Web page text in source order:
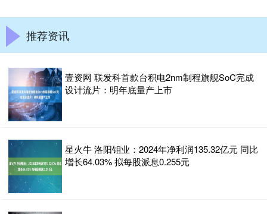
推荐资讯
壹资网 联发科首款台积电2nm制程旗舰SoC完成
设计流片：明年底量产上市
星火牛 洛阳钼业：2024年净利润135.32亿元 同比
增长64.03% 拟每股派息0.255元